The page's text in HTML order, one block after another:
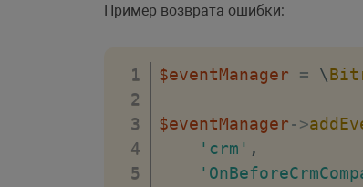
Пример возврата ошибки:
$eventManager = \
$eventManager->
'crm' ,